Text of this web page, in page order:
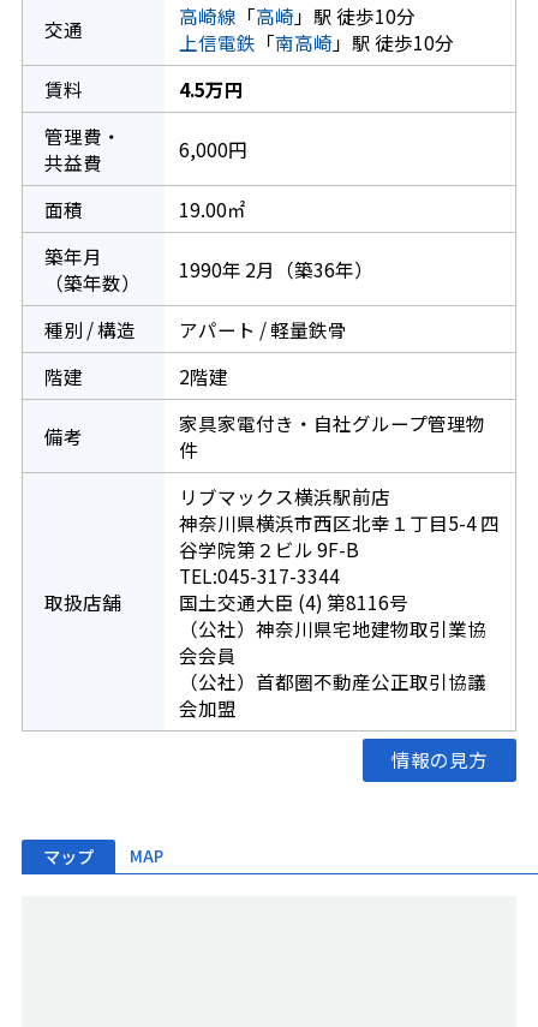
交通 高崎線 「高崎 」駅 徒歩10分
上信電鉄 「南高崎 」駅 徒歩10分
賃料
4.5万円
管理費・
共益費
6,000円
面積
19.00㎡
築年月
（築年数）
1990年 2月（築36年）
種別 / 構造
アパート / 軽量鉄骨
階建
2階建
備考
家具家電付き・自社グループ管理物
件
取扱店舗
リブマックス横浜駅前店
神奈川県横浜市西区北幸１丁目5-4 四
谷学院第２ビル 9F-B
TEL:045-317-3344
国土交通大臣 (4) 第8116号
（公社）神奈川県宅地建物取引業協
会会員
（公社）首都圏不動産公正取引協議
会加盟
情報の見方
マップ MAP